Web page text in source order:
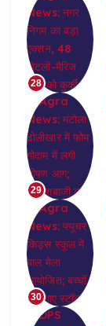
28
29
30